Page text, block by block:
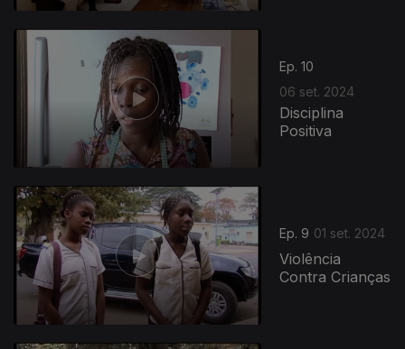
Ep. 10
06 set. 2024
Disciplina
Positiva
Ep. 9 01 set. 2024
Violência
Contra Crianças